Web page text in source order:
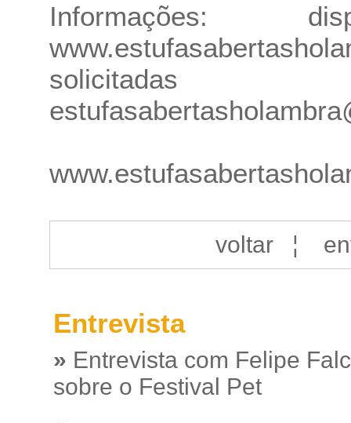
Informações:
voltar¦
Entrevista
» Entrevista com Felipe
sobre o Festival Pet